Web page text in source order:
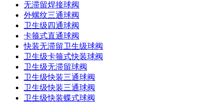
无滞留焊接球阀
外螺纹三通球阀
卫生级四通球阀
卡箍式直通球阀
快装无滞留卫生级球阀
卫生级卡箍式快装球阀
卫生级无滞留球阀
卫生级快装三通球阀
卫生级快装三通球阀
卫生级快装蝶式球阀